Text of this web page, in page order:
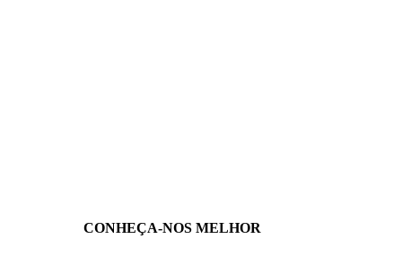
CONHEÇA-NOS MELHOR